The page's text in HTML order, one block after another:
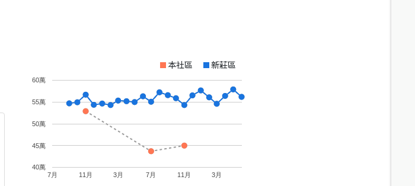
本社區 新莊區
7月 11月 3月 7月 11月 3月
40萬
45萬
50萬
55萬
60萬